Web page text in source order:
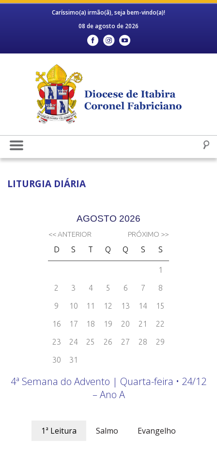
Caríssimo(a) irmão(ã), seja bem-vindo(a)!
08 de agosto de 2026
LITURGIA DIÁRIA
4ª Semana do Advento | Quarta-feira • 24/12
– Ano A
1ª Leitura Salmo Evangelho